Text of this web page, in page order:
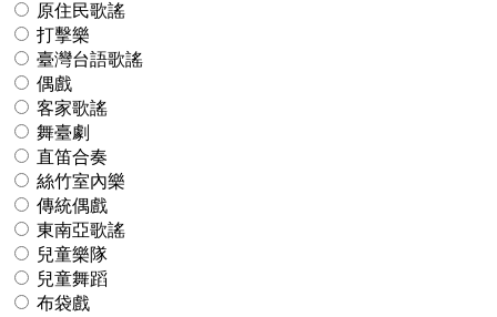
原住民歌謠
打擊樂
臺灣台語歌謠
偶戲
客家歌謠
舞臺劇
直笛合奏
絲竹室內樂
傳統偶戲
東南亞歌謠
兒童樂隊
兒童舞蹈
布袋戲